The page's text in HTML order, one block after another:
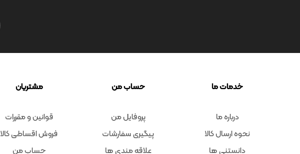
خدمات ما
درباره ما
نحوه ارسال کالا
دانستنی ها
حساب من
پروفایل من
پیگیری سفارشات
علاقه مندی ها
مشتریان
قوانین و مقررات
فروش اقساطی کالا
حساب من